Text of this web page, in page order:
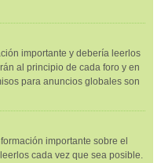
importante y debería leerlos
al principio de cada foro y en
para anuncios globales son
importante sobre el
cada vez que sea posible.